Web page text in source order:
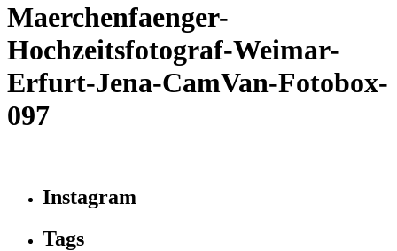
Maerchenfaenger-
Hochzeitsfotograf-Weimar-
Erfurt-Jena-CamVan-Fotobox-
097
Instagram
Tags